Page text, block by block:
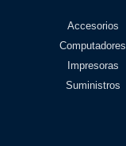
Accesorios
Computadores
Impresoras
Suministros